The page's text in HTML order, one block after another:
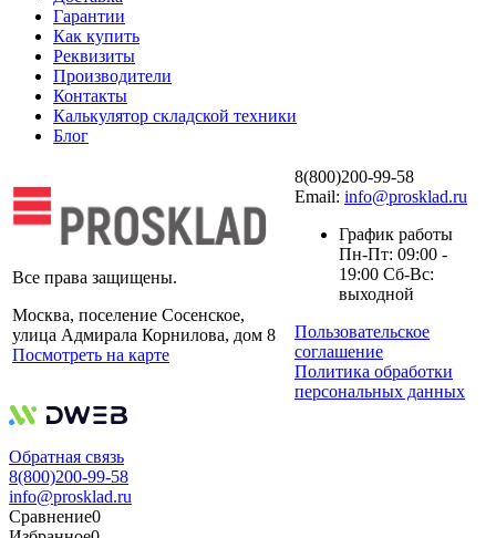
Гарантии
Как купить
Реквизиты
Производители
Контакты
Калькулятор складской техники
Блог
Все права защищены.
Москва, поселение Сосенское,
улица Адмирала Корнилова, дом 8
Посмотреть на карте
8(800)200-99-58
Email: info@prosklad.ru
График работы
Пн-Пт: 09:00 -
19:00 Сб-Вс:
выходной
Пользовательское
соглашение
Политика обработки
персональных данных
Обратная связь
8(800)200-99-58
info@prosklad.ru
Сравнение0